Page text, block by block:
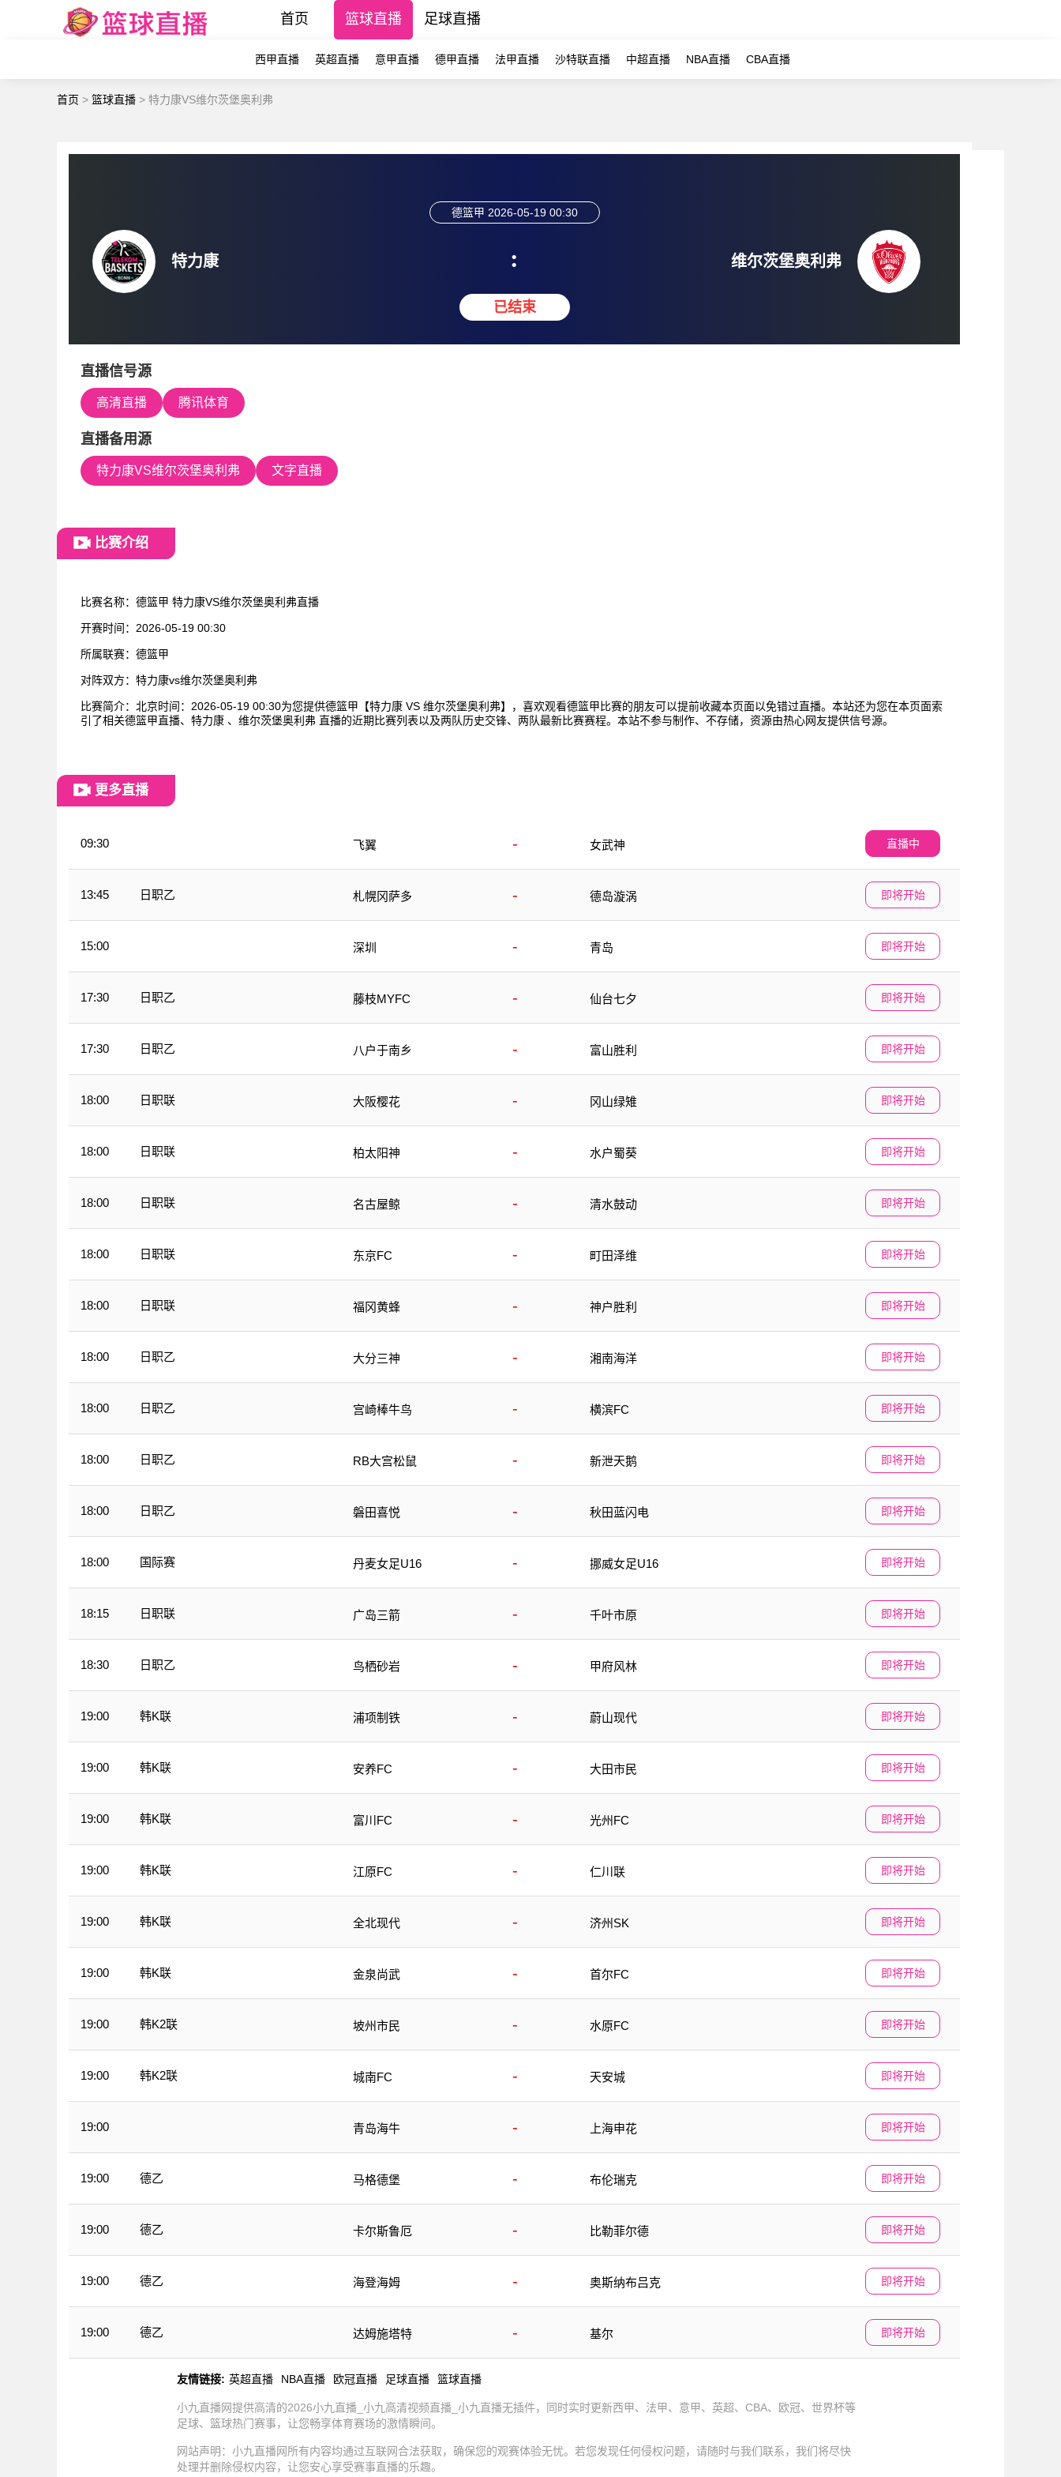
首页 篮球直播 足球直播
西甲直播 英超直播 意甲直播 德甲直播 法甲直播 沙特联直播 中超直播 NBA直播 CBA直播
首页 > 篮球直播 > 特力康VS维尔茨堡奥利弗
特力康
德篮甲 2026-05-19 00:30
:
已结束
维尔茨堡奥利弗
直播信号源
高清直播 腾讯体育
直播备用源
特力康VS维尔茨堡奥利弗 文字直播
比赛介绍
比赛名称： 德篮甲 特力康VS维尔茨堡奥利弗直播
开赛时间： 2026-05-19 00:30
所属联赛： 德篮甲
对阵双方： 特力康vs维尔茨堡奥利弗
比赛简介： 北京时间：2026-05-19 00:30为您提供德篮甲【特力康 VS 维尔茨堡奥利弗】，喜欢观看德篮甲比赛的朋友可以提前收藏本页面以免错过直播。本站还为您在本页面索
引了相关德篮甲直播、特力康 、维尔茨堡奥利弗 直播的近期比赛列表以及两队历史交锋、两队最新比赛赛程。本站不参与制作、不存储，资源由热心网友提供信号源。
更多直播
09:30
飞翼 - 女武神 直播中
13:45 日职乙 札幌冈萨多 - 德岛漩涡 即将开始
15:00
深圳 - 青岛 即将开始
17:30 日职乙 藤枝MYFC - 仙台七夕 即将开始
17:30 日职乙 八户于南乡 - 富山胜利 即将开始
18:00 日职联 大阪樱花 - 冈山绿雉 即将开始
18:00 日职联 柏太阳神 - 水户蜀葵 即将开始
18:00 日职联 名古屋鲸 - 清水鼓动 即将开始
18:00 日职联 东京FC - 町田泽维 即将开始
18:00 日职联 福冈黄蜂 - 神户胜利 即将开始
18:00 日职乙 大分三神 - 湘南海洋 即将开始
18:00 日职乙 宫崎棒牛鸟 - 横滨FC 即将开始
18:00 日职乙 RB大宫松鼠 - 新泄天鹅 即将开始
18:00 日职乙 磐田喜悦 - 秋田蓝闪电 即将开始
18:00 国际赛 丹麦女足U16 - 挪威女足U16 即将开始
18:15 日职联 广岛三箭 - 千叶市原 即将开始
18:30 日职乙 鸟栖砂岩 - 甲府风林 即将开始
19:00 韩K联 浦项制铁 - 蔚山现代 即将开始
19:00 韩K联 安养FC - 大田市民 即将开始
19:00 韩K联 富川FC - 光州FC 即将开始
19:00 韩K联 江原FC - 仁川联 即将开始
19:00 韩K联 全北现代 - 济州SK 即将开始
19:00 韩K联 金泉尚武 - 首尔FC 即将开始
19:00 韩K2联 坡州市民 - 水原FC 即将开始
19:00 韩K2联 城南FC - 天安城 即将开始
19:00
青岛海牛 - 上海申花 即将开始
19:00 德乙 马格德堡 - 布伦瑞克 即将开始
19:00 德乙 卡尔斯鲁厄 - 比勒菲尔德 即将开始
19:00 德乙 海登海姆 - 奥斯纳布吕克 即将开始
19:00 德乙 达姆施塔特 - 基尔 即将开始
友情链接: 英超直播 NBA直播 欧冠直播 足球直播 篮球直播
小九直播网提供高清的2026小九直播_小九高清视频直播_小九直播无插件，同时实时更新西甲、法甲、意甲、英超、CBA、欧冠、世界杯等
足球、篮球热门赛事，让您畅享体育赛场的激情瞬间。
网站声明：小九直播网所有内容均通过互联网合法获取，确保您的观赛体验无忧。若您发现任何侵权问题，请随时与我们联系，我们将尽快
处理并删除侵权内容，让您安心享受赛事直播的乐趣。